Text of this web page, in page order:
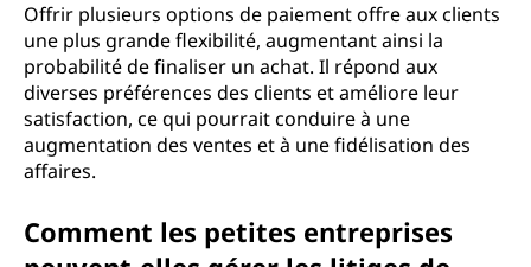
Offrir plusieurs options de paiement offre aux clients
une plus grande flexibilité, augmentant ainsi la
probabilité de finaliser un achat. Il répond aux
diverses préférences des clients et améliore leur
satisfaction, ce qui pourrait conduire à une
augmentation des ventes et à une fidélisation des
affaires.
Comment les petites entreprises